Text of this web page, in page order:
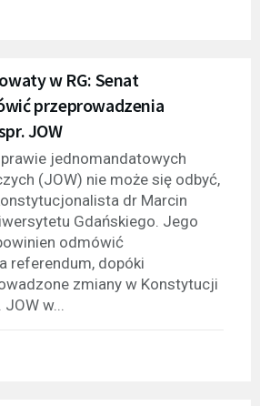
w RG: Senat
przeprowadzenia
JOW
jednomandatowych
(JOW) nie może się odbyć,
dr Marcin
Gdańskiego. Jego
odmówić
referendum, dopóki
zmiany w Konstytucji
JOW w...